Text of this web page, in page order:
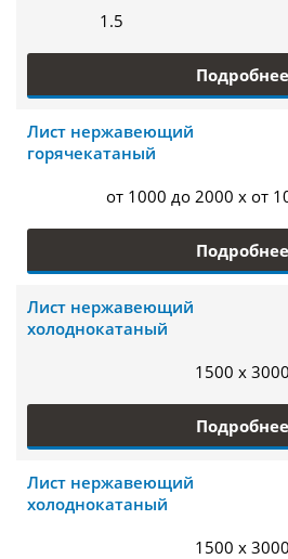
1.5
Подробнее
Лист нержавеющий
горячекатаный
от 1000 до 2000 x от
Подробнее
Лист нержавеющий
холоднокатаный
1500 x 3000
Подробнее
Лист нержавеющий
холоднокатаный
1500 x 3000